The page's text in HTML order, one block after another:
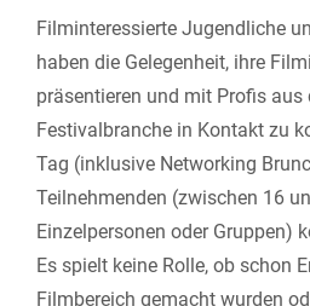
Filminteressierte Jugendliche
haben die Gelegenheit, ihre
präsentieren und mit Profis aus
Festivalbranche in Kontakt zu
Tag (inklusive Networking
Teilnehmenden (zwischen 16
Einzelpersonen oder Gruppen)
Es spielt keine Rolle, ob schon
Filmbereich gemacht wurden